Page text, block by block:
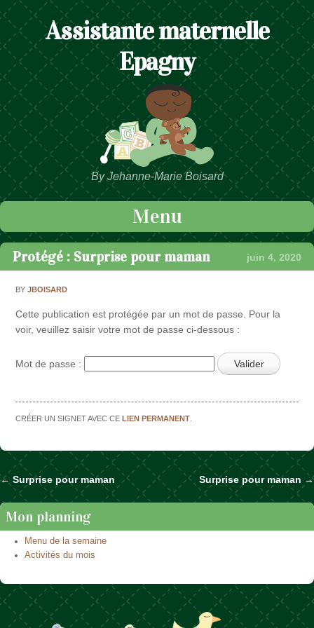
Assistante maternelle
Epagny
By Jehanne-Marie Boisard
Menu
Passer au contenu
Protégé : Surprise pour maman juin 4, 2020
BYJBOISARD
Cette publication est protégée par un mot de passe. Pour la
voir, veuillez saisir votre mot de passe ci-dessous :
Mot de passe :
CRÉER UN SIGNET AVEC CELIEN PERMANENT
Naviguer dans les articles
← Surprise pour maman Surprise pour maman →
Mon planning
Menu de la semaine
Activités du mois